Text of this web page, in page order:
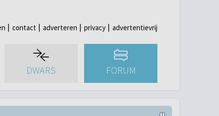
contact adverteren privacy advertentievrij
DWARS FORUM